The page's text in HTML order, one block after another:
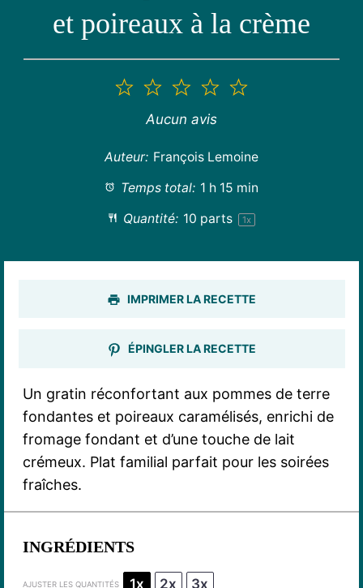
et poireaux à la crème
5
4
3
étoiles
2
étoiles
1
étoile
Aucun avis
Auteur: François Lemoine
Temps total: 1 h 15 min
Quantité: 10 parts 1x
IMPRIMER LA RECETTE
ÉPINGLER LA RECETTE
Un gratin réconfortant aux pommes de terre
fondantes et poireaux caramélisés, enrichi de
fromage fondant et d’une touche de lait
crémeux. Plat familial parfait pour les soirées
fraîches.
INGRÉDIENTS
AJUSTER LES QUANTITÉS 1x 2x 3x